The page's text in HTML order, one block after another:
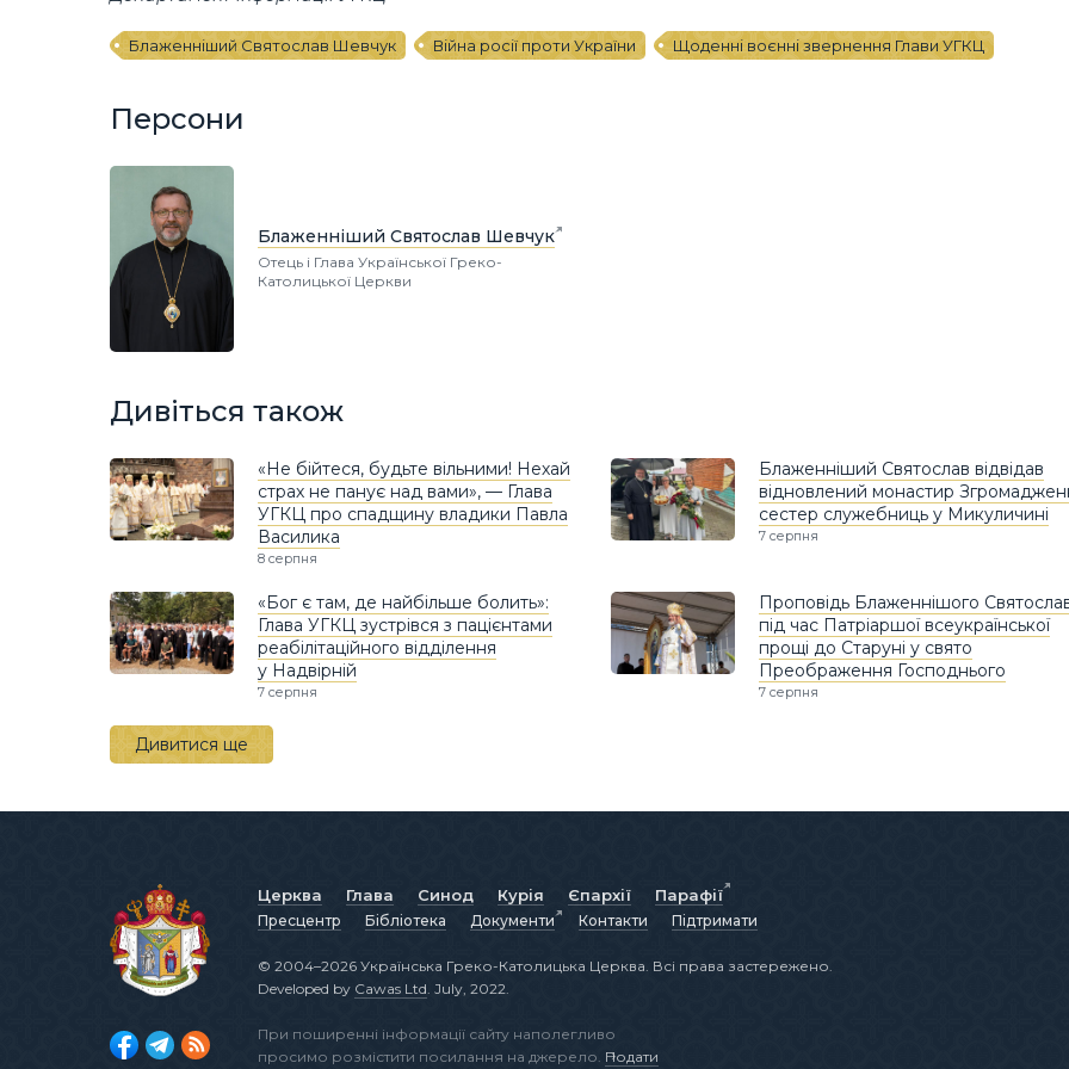
Блаженніший Святослав Шевчук Війна росії проти України Щоденні воєнні звернення Глави УГКЦ
Персони
Блаженніший Святослав Шевчук
Отець і Глава Української Греко-
Католицької Церкви
Дивіться також
«Не бійтеся, будьте вільними! Нехай
страх не панує над вами», — Глава
УГКЦ про спадщину владики Павла
Василика
8 серпня
Блаженніший Святослав відвідав
відновлений монастир
сестер служебниць у Микуличині
7 серпня
«Бог є там, де найбільше болить»:
Глава УГКЦ зустрівся з пацієнтами
реабілітаційного відділення
у Надвірній
7 серпня
Проповідь Блаженнішого
під час Патріаршої всеукраїнської
прощі до Старуні у свято
Преображення Господнього
7 серпня
Дивитися ще
Церква Глава Синод Курія Єпархії Парафії
Пресцентр Бібліотека Документи Контакти Підтримати
© 2004–2026 Українська Греко-Католицька Церква. Всі права застережено.
Developed by Cawas Ltd. July, 2022.
При поширенні інформації сайту наполегливо
просимо розмістити посилання на джерело. Подати